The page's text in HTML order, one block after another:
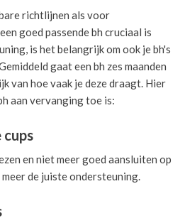
richtlijnen als voor
goed passende bh cruciaal is
is het belangrijk om ook je bh's
gaat een bh zes maanden
van hoe vaak je deze draagt. Hier
aan vervanging toe is:
en niet meer goed aansluiten op
de juiste ondersteuning.